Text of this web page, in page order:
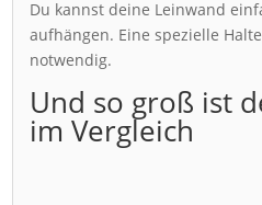
Du kannst deine Leinwand
aufhängen. Eine spezielle
notwendig.
Und so groß ist
im Vergleich